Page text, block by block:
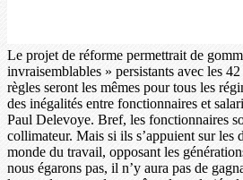
Le projet de réforme permettrait de
invraisemblables » persistants avec les
règles seront les mêmes pour tous les
des inégalités entre fonctionnaires et
Paul Delevoye. Bref, les fonctionnaires
collimateur. Mais si ils s’appuient sur les
monde du travail, opposant les
nous égarons pas, il n’y aura pas de